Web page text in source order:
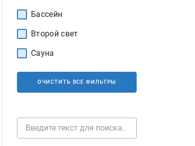
Бассейн
Второй свет
Сауна
ОЧИСТИТЬ ВСЕ ФИЛЬТРЫ